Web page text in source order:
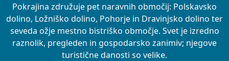
Pokrajina združuje pet naravnih območij: Polskavsko
dolino, Ložniško dolino, Pohorje in Dravinjsko dolino ter
seveda ožje mestno bistriško območje. Svet je izredno
raznolik, pregleden in gospodarsko zanimiv; njegove
turistične danosti so velike.